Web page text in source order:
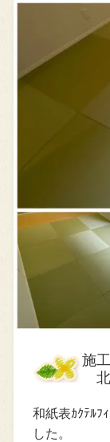
施
北
和紙表ｶｸﾃﾙﾌ
した。